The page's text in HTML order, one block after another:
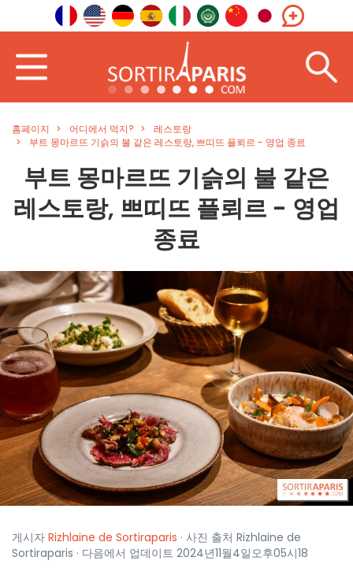
홈페이지 어디에서 먹지?
레스토랑
부트 몽마르뜨 기슭의 불 같은 레스토랑, 쁘띠뜨 플뢰르 - 영업 종료
부트 몽마르뜨 기슭의 불 같은
레스토랑, 쁘띠뜨 플뢰르 - 영업
종료
게시자 Rizhlaine de Sortiraparis · 사진 출처 Rizhlaine de
Sortiraparis · 다음에서 업데이트 2024년11월4일오후05시18